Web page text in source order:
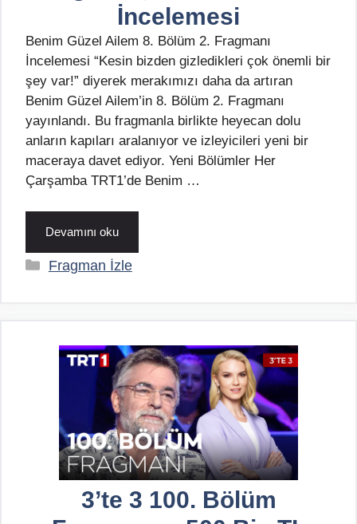
İncelemesi
Benim Güzel Ailem 8. Bölüm 2. Fragmanı
İncelemesi “Kesin bizden gizledikleri çok önemli bir
şey var!” diyerek merakımızı daha da artıran
Benim Güzel Ailem’in 8. Bölüm 2. Fragmanı
yayınlandı. Bu fragmanla birlikte heyecan dolu
anların kapıları aralanıyor ve izleyicileri yeni bir
maceraya davet ediyor. Yeni Bölümler Her
Çarşamba TRT1’de Benim …
Devamını oku
Kategoriler
Fragman İzle
3’te 3 100. Bölüm